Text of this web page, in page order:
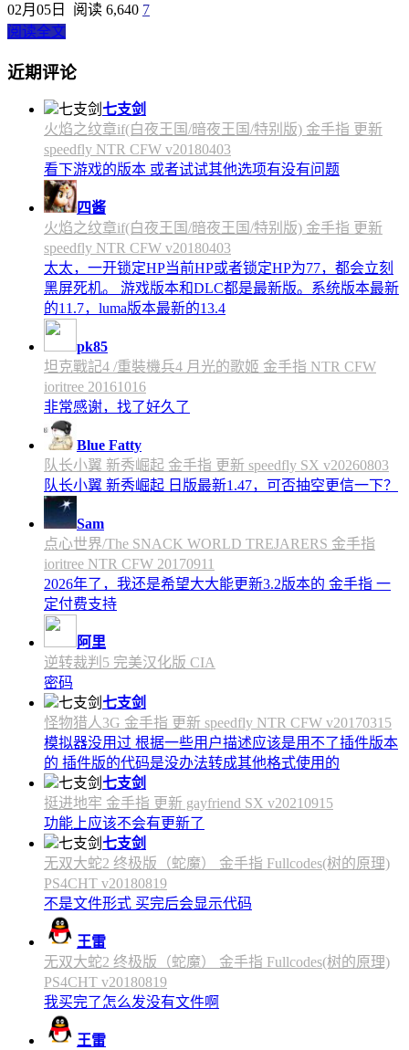
02月05日
阅读 6,640 7
阅读全文
近期评论
七支剑
火焰之纹章if(白夜王国/暗夜王国/特别版) 金手指 更新
speedfly NTR CFW v20180403
看下游戏的版本 或者试试其他选项有没有问题
四酱
火焰之纹章if(白夜王国/暗夜王国/特别版) 金手指 更新
speedfly NTR CFW v20180403
太太，一开锁定HP当前HP或者锁定HP为77，都会立刻
黑屏死机。 游戏版本和DLC都是最新版。系统版本最新
的11.7，luma版本最新的13.4
pk85
坦克戰記4 /重裝機兵4 月光的歌姬 金手指 NTR CFW
ioritree 20161016
非常感谢，找了好久了
Blue Fatty
队长小翼 新秀崛起 金手指 更新 speedfly SX v20260803
队长小翼 新秀崛起 日版最新1.47，可否抽空更信一下？
Sam
点心世界/The SNACK WORLD TREJARERS 金手指
ioritree NTR CFW 20170911
2026年了，我还是希望大大能更新3.2版本的 金手指 一
定付费支持
阿里
逆转裁判5 完美汉化版 CIA
密码
七支剑
怪物猎人3G 金手指 更新 speedfly NTR CFW v20170315
模拟器没用过 根据一些用户描述应该是用不了插件版本
的 插件版的代码是没办法转成其他格式使用的
七支剑
挺进地牢 金手指 更新 gayfriend SX v20210915
功能上应该不会有更新了
七支剑
无双大蛇2 终极版（蛇魔） 金手指 Fullcodes(树的原理)
PS4CHT v20180819
不是文件形式 买完后会显示代码
王雷
无双大蛇2 终极版（蛇魔） 金手指 Fullcodes(树的原理)
PS4CHT v20180819
我买完了怎么发没有文件啊
王雷